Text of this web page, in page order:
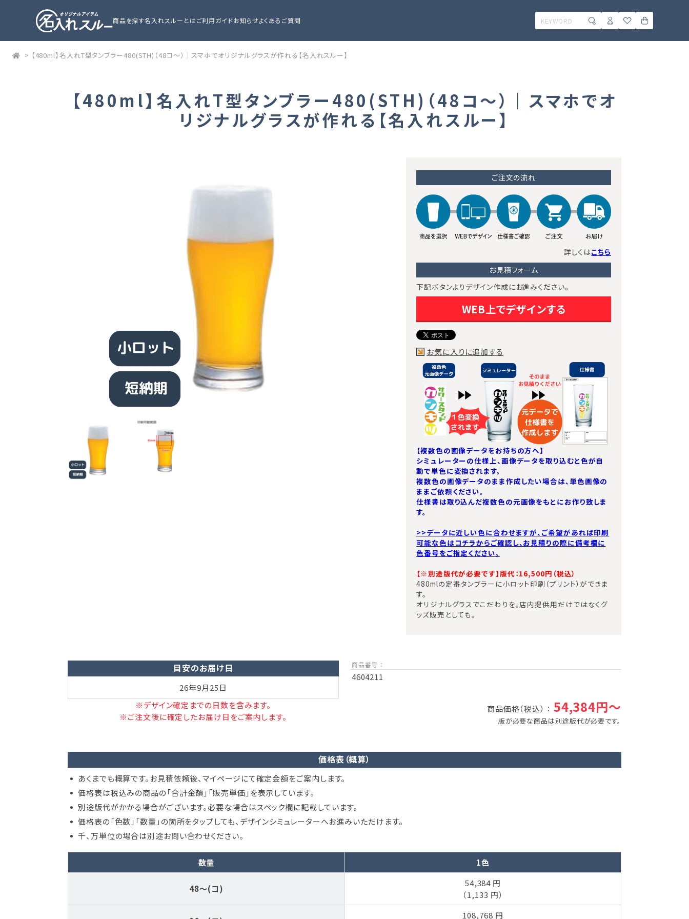
商品を探す名入れスルーとはご利用ガイドお知らせよくあるご質問
> 【480ml】名入れT型タンブラー480(STH)（48コ～）｜スマホでオリジナルグラスが作れる【名入れスルー】
【480ml】名入れT型タンブラー480(STH)（48コ～）｜スマホでオ
リジナルグラスが作れる【名入れスルー】
ご注文の流れ
詳しくはこちら
お見積フォーム
下記ボタンよりデザイン作成にお進みください。
WEB上でデザインする
お気に入りに追加する
【複数色の画像データをお持ちの方へ】
シミュレーターの仕様上、画像データを取り込むと色が自
動で単色に変換されます。
複数色の画像データのまま作成したい場合は、単色画像の
ままご依頼ください。
仕様書は取り込んだ複数色の元画像をもとにお作り致しま
す。
>>データに近しい色に合わせますが、ご希望があれば印刷
可能な色はコチラからご確認し、お見積りの際に備考欄に
色番号をご指定ください。
【※別途版代が必要です】版代：16,500円（税込）​
480mlの定番タンブラーに小ロット印刷（プリント）ができま
す。
オリジナルグラスでこだわりを。店内提供用だけではなくグ
ッズ販売としても。
目安のお届け日
26年9月25日
※デザイン確定までの日数を含みます。
※ご注文後に確定したお届け日をご案内します。
商品番号 ：
4604211
商品価格（税込） ： 54,384円～
版が必要な商品は別途版代が必要です。
価格表（概算）
あくまでも概算です。お見積依頼後、マイページにて確定金額をご案内します。
価格表は税込みの商品の「合計金額」「販売単価」を表示しています。
別途版代がかかる場合がございます。必要な場合はスペック欄に記載しています。
価格表の「色数」「数量」の箇所をタップしても、デザインシミュレーターへお進みいただけます。
千、万単位の場合は別途お問い合わせください。
数量 1色
48～(コ)
54,384 円
（1,133 円）
108,768 円